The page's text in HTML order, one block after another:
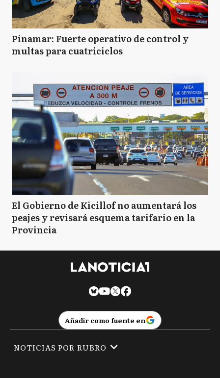
TL Trenque Lauquen
Pinamar: Fuerte operativo de control y
multas para cuatriciclos
El Gobierno de Kicillof no aumentará los
peajes y revisará esquema tarifario en la
Provincia
Añadir como fuente en
NOTICIAS POR RUBRO